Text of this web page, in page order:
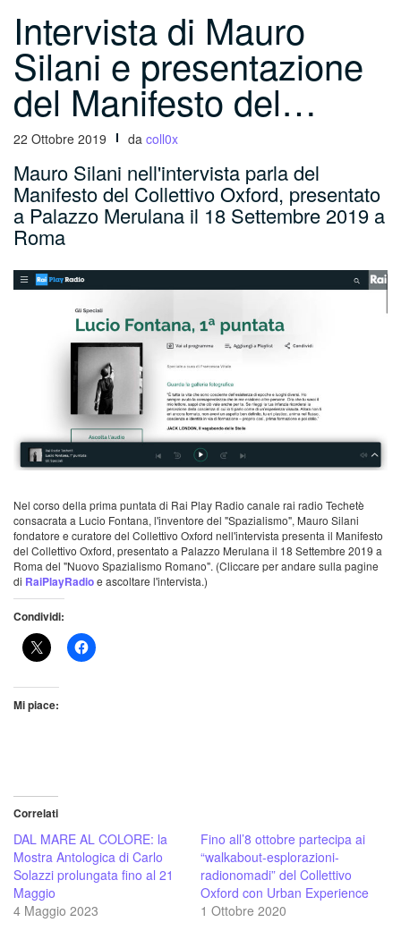
Intervista di Mauro
Silani e presentazione
del Manifesto del…
22 Ottobre 2019 da coll0x
Mauro Silani nell'intervista parla del
Manifesto del Collettivo Oxford, presentato
a Palazzo Merulana il 18 Settembre 2019 a
Roma
Nel corso della prima puntata di Rai Play Radio canale rai radio Techetè
consacrata a Lucio Fontana, l'inventore del "Spazialismo", Mauro Silani
fondatore e curatore del Collettivo Oxford nell'intervista presenta il Manifesto
del Collettivo Oxford, presentato a Palazzo Merulana il 18 Settembre 2019 a
Roma del "Nuovo Spazialismo Romano". (Cliccare per andare sulla pagine
di RaiPlayRadioe ascoltare l'intervista.)
Condividi:
Mi piace:
Correlati
DAL MARE AL COLORE: la
Mostra Antologica di Carlo
Solazzi prolungata fino al 21
Maggio
4 Maggio 2023
Fino all’8 ottobre partecipa ai
“walkabout-esplorazioni-
radionomadi” del Collettivo
Oxford con Urban Experience
1 Ottobre 2020